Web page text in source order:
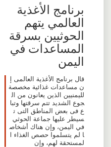
برنامج الأغذية
العالمي يتهم
الحوثيين بسرقة
المساعدات في
اليمن
قال برنامج الأغذية العالمى إ
ن مساعدات غذائية مخصصة
لليمنيين الذين يعانون من ال
جوع الشديد تتم سرقتها وتبا
ع فى بعض المناطق التى ت
سيطر عليها جماعة الحوثي
في اليمن، وإن هناك أشخاص
ا لم يتسلموا حصص الغذاء ا
لمستحقة لهم، وإن